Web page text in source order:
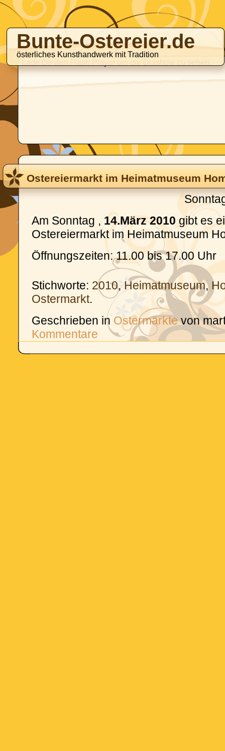
Bunte-Ostereier.de
österliches Kunsthandwerk mit Tradition
Ostereiermarkt im Heimatmuseum
Am Sonntag , 14.März 2010 gibt es
Ostereiermarkt im Heimatmuseum
Öffnungszeiten: 11.00 bis 17.00 Uhr
Stichworte: 2010, Heimatmuseum,
Ostermarkt.
Geschrieben in Ostermärktevon
Kommentare